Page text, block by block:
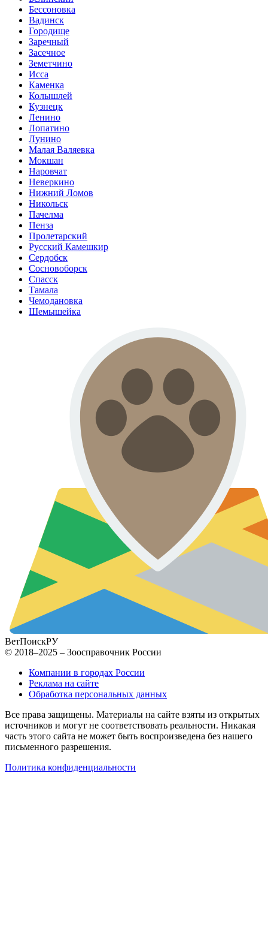
Бессоновка
Вадинск
Городище
Заречный
Засечное
Земетчино
Исса
Каменка
Колышлей
Кузнецк
Ленино
Лопатино
Лунино
Малая Валяевка
Мокшан
Наровчат
Неверкино
Нижний Ломов
Никольск
Пачелма
Пенза
Пролетарский
Русский Камешкир
Сердобск
Сосновоборск
Спасск
Тамала
Чемодановка
Шемышейка
ВетПоискРУ
© 2018–2025 – Зоосправочник России
Компании в городах России
Реклама на сайте
Обработка персональных данных
Все права защищены. Материалы на сайте взяты из открытых
источников и могут не соответствовать реальности. Никакая
часть этого сайта не может быть воспроизведена без нашего
письменного разрешения.
Политика конфиденциальности